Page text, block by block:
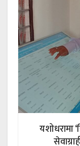
यशोधरामा